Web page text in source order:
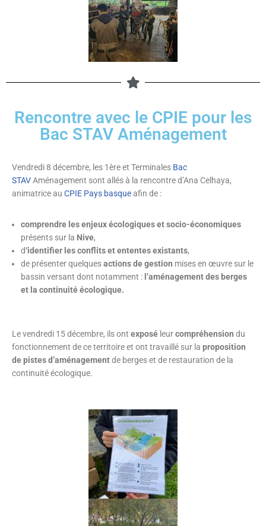
Rencontre avec le CPIE pour les
Bac STAV Aménagement
Vendredi 8 décembre, les 1ère et Terminales Bac
STAVAménagement sont allés à la rencontre d’Ana Celhaya,
animatrice au CPIE Pays basqueafin de :
comprendre les enjeux écologiques et socio-économiques
présents sur la Nive,
d‘identifier les conflits et ententes existants,
de présenter quelquesactions de gestion mises en œuvre sur le
bassin versant dont notamment : l’aménagement des berges
et la continuité écologique.
Le vendredi 15 décembre, ils ont exposé leurcompréhension du
fonctionnement de ce territoire et ont travaillé sur la proposition
de pistes d’aménagementde berges et de restauration de la
continuité écologique.